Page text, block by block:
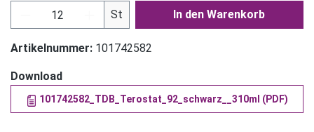
Produkt Anzahl: Gib den gewünschten Wert
St In den Warenkorb
Artikelnummer: 101742582
Download
101742582_TDB_Terostat_92_schwarz__310ml (PDF)